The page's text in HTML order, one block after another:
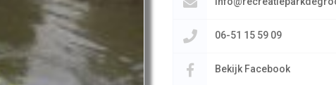
06-51 15 59 09
Bekijk Facebook